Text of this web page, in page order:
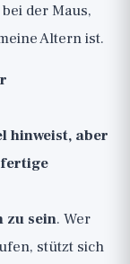
der Maus,
Altern ist.
hinweist, aber
zu sein. Wer
stützt sich